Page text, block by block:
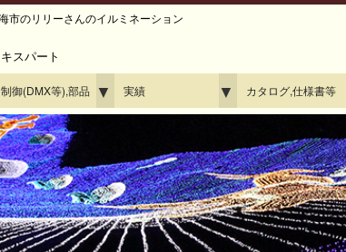
市のリリーさんのイルミネーション
スパート
制御(DMX等),部品 ▼ 実績 ▼ カタログ,仕様書等